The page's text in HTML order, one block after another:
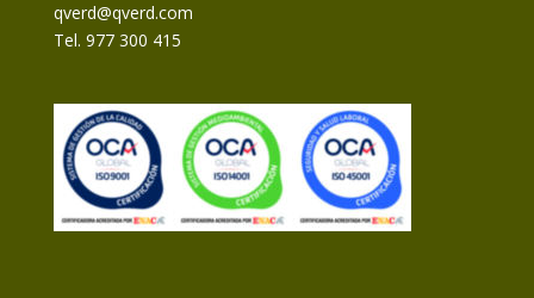
qverd@qverd.com
Tel. 977 300 415